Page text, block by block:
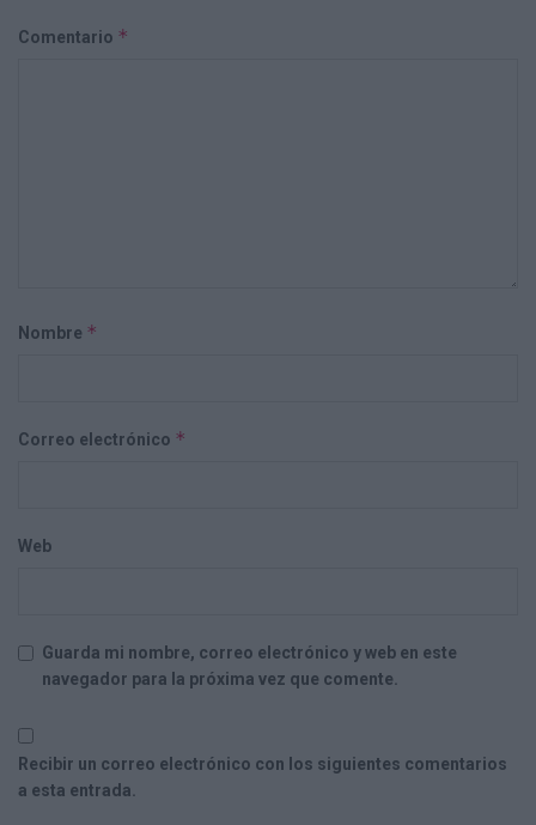
Comentario *
Nombre *
Correo electrónico *
Web
Guarda mi nombre, correo electrónico y web en este
navegador para la próxima vez que comente.
Recibir un correo electrónico con los siguientes comentarios
a esta entrada.